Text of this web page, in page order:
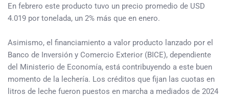
En febrero este producto tuvo un precio promedio de USD
4.019 por tonelada, un 2% más que en enero.
Asimismo, el financiamiento a valor producto lanzado por el
Banco de Inversión y Comercio Exterior (BICE), dependiente
del Ministerio de Economía, está contribuyendo a este buen
momento de la lechería. Los créditos que fijan las cuotas en
litros de leche fueron puestos en marcha a mediados de 2024